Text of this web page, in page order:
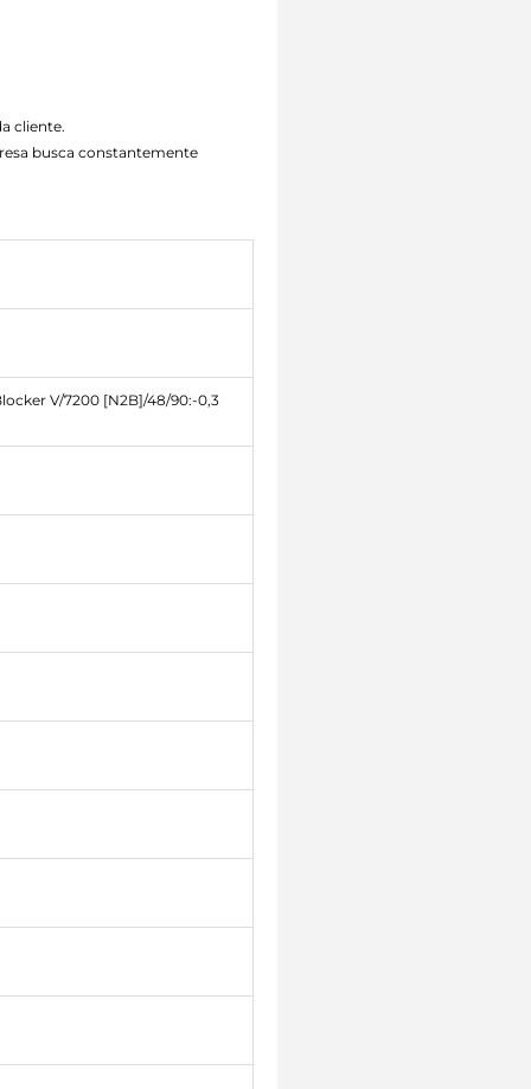
cliente.
busca constantemente
V/7200 [N2B]/48/90:-0,3